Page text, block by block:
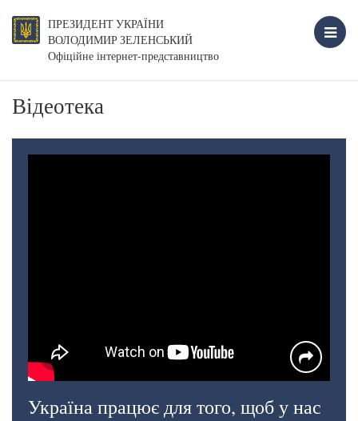
ПРЕЗИДЕНТ УКРАЇНИ
ВОЛОДИМИР ЗЕЛЕНСЬКИЙ
Офіційне інтернет-представництво
Відеотека
Україна працює для того, щоб у нас